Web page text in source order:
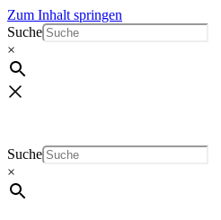
Zum Inhalt springen
Suche
×
Suche
×